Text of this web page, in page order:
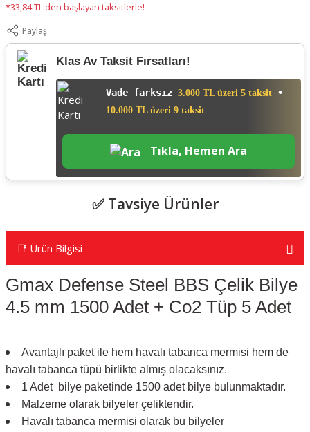
*33,84 TL den başlayan taksitlerle!
Paylaş
Klas Av Taksit Fırsatları!
Vade farksız 3.000 TL üzeri 5 taksit •
10.000 TL üzeri 9 taksit
Tıkla, Hemen Ara
✅ Tavsiye Ürünler
%21
KARGO BEDAVA
📑 Ürün Bilgisi
Gmax Defense Steel BBS Çelik Bilye
4.5 mm 1500 Adet + Co2 Tüp 5 Adet
Avantajlı paket ile hem havalı tabanca mermisi hem de
havalı tabanca tüpü birlikte almış olacaksınız.
1 Adet bilye paketinde 1500 adet bilye bulunmaktadır.
Malzeme olarak bilyeler çeliktendir.
Havalı tabanca mermisi olarak bu bilyeler